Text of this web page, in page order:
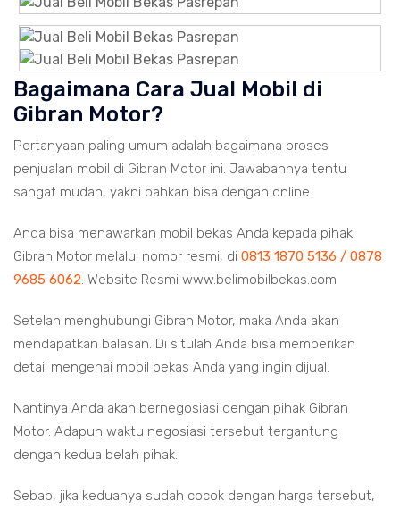
Bagaimana Cara Jual Mobil di
Gibran Motor?
Pertanyaan paling umum adalah bagaimana proses
penjualan mobil di Gibran Motor ini. Jawabannya tentu
sangat mudah, yakni bahkan bisa dengan online.
Anda bisa menawarkan mobil bekas Anda kepada pihak
Gibran Motor melalui nomor resmi, di 0813 1870 5136 / 0878
9685 6062. Website Resmi www.belimobilbekas.com
Setelah menghubungi Gibran Motor, maka Anda akan
mendapatkan balasan. Di situlah Anda bisa memberikan
detail mengenai mobil bekas Anda yang ingin dijual.
Nantinya Anda akan bernegosiasi dengan pihak Gibran
Motor. Adapun waktu negosiasi tersebut tergantung
dengan kedua belah pihak.
Sebab, jika keduanya sudah cocok dengan harga tersebut,